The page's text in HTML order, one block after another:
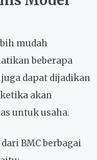
mudah
beberapa
dapat dijadikan
akan
untuk usaha.
BMC berbagai